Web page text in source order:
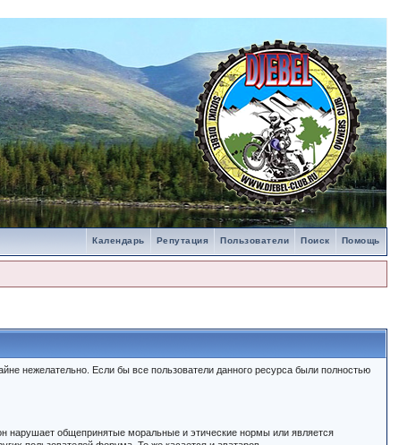
Помощь
Поиск
Пользователи
Репутация
Календарь
нежелательно. Если бы все пользователи данного ресурса были полностью
нарушает общепринятые моральные и этические нормы или является